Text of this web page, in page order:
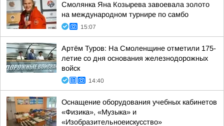
Смолянка Яна Козырева завоевала золото
на международном турнире по самбо
15:07
Артём Туров: На Смоленщине отметили 175-
летие со дня основания железнодорожных
войск
14:40
Оснащение оборудования учебных кабинетов
«Физика», «Музыка» и
«Изобразительноеискусство»